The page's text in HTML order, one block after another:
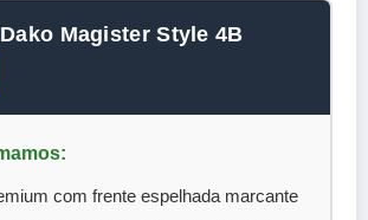
Magister Style 4B
com frente espelhada marcante